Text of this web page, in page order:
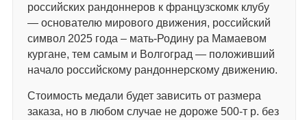
российских рандоннеров к французскомк клубу
— основателю мирового движения, российский
символ 2025 года – мать-Родину ра Мамаевом
кургане, тем самым и Волгоград — положивший
начало российскому рандоннерскому движению.
Стоимость медали будет зависить от размера
заказа, но в любом случае не дороже 500-т р. без